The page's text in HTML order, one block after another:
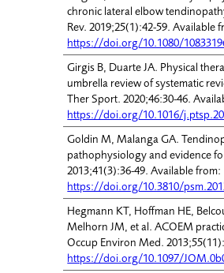
chronic lateral elbow
Rev. 2019;25(1):42-59. Available
https://doi.org/10.1080/
Girgis B, Duarte JA. Physical
umbrella review of systematic
Ther Sport. 2020;46:30-46.
https://doi.org/10.1016/
Goldin M, Malanga GA.
pathophysiology and evidence
2013;41(3):36-49. Available from:
https://doi.org/10.3810/
Hegmann KT, Hoffman HE,
Melhorn JM, et al. ACOEM
Occup Environ Med.
https://doi.org/10.1097/